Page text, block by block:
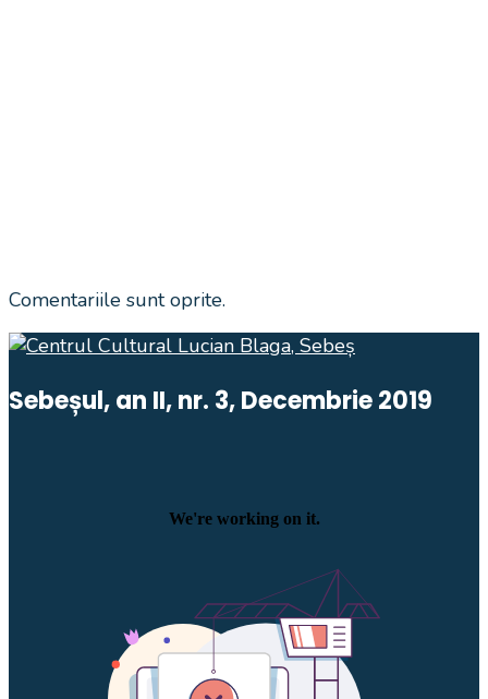
Comentariile sunt oprite.
Sebeșul, an II, nr. 3, Decembrie 2019